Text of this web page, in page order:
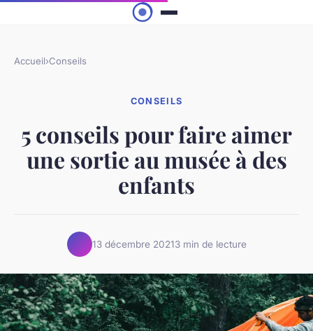
Accueil›Conseils
CONSEILS
5 conseils pour faire aimer
une sortie au musée à des
enfants
13 décembre 20213 min de lecture